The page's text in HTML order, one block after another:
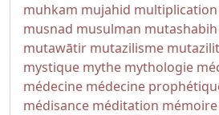
muhkam mujahid multiplication
musnad musulman mutashabih
mutawātir mutazilisme
mystique mythe mythologie
médecine médecine
médisance méditation mémoire